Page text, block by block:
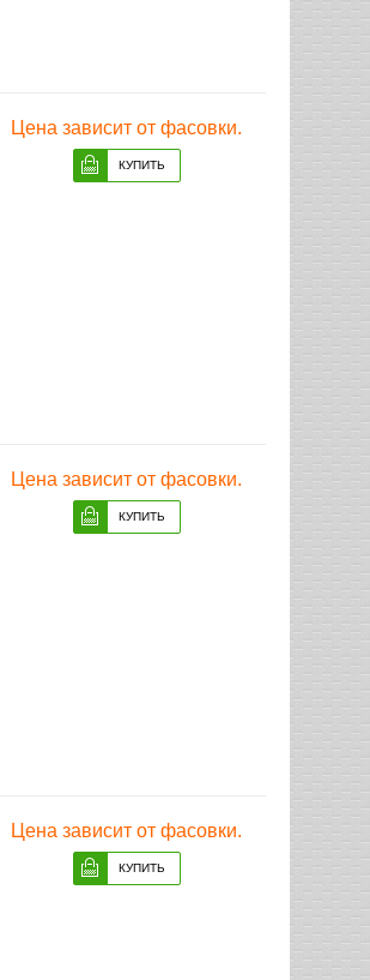
Цена зависит от фасовки.
Цена зависит от фасовки.
Цена зависит от фасовки.